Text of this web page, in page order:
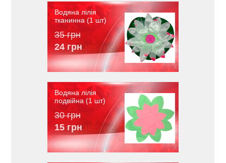
Водяна лілія
тканинна (1 шт)
35 грн
24 грн
Водяна лілія
подвійна (1 шт)
30 грн
15 грн